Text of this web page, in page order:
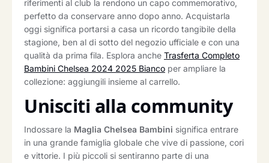
riferimenti al club la rendono un capo commemorativo,
perfetto da conservare anno dopo anno. Acquistarla
oggi significa portarsi a casa un ricordo tangibile della
stagione, ben al di sotto del negozio ufficiale e con una
qualità da prima fila. Esplora anche Trasferta Completo
Bambini Chelsea 2024 2025 Bianco per ampliare la
collezione: aggiungili insieme al carrello.
Unisciti alla community
Indossare la Maglia Chelsea Bambini significa entrare
in una grande famiglia globale che vive di passione, cori
e vittorie. I più piccoli si sentiranno parte di una